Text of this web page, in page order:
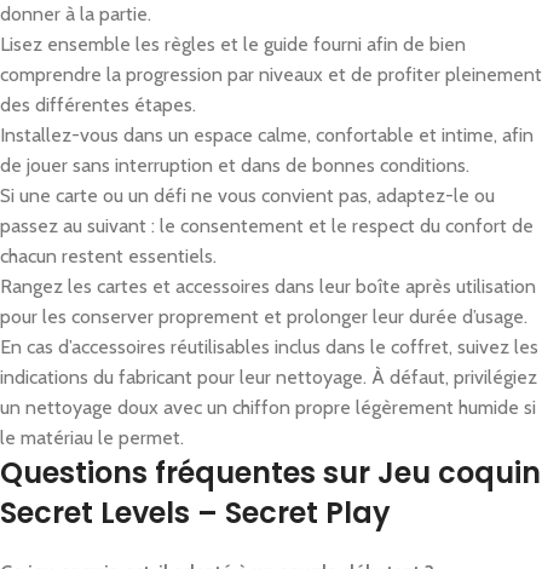
donner à la partie.
Lisez ensemble les règles et le guide fourni afin de bien
comprendre la progression par niveaux et de profiter pleinement
des différentes étapes.
Installez-vous dans un espace calme, confortable et intime, afin
de jouer sans interruption et dans de bonnes conditions.
Si une carte ou un défi ne vous convient pas, adaptez-le ou
passez au suivant : le consentement et le respect du confort de
chacun restent essentiels.
Rangez les cartes et accessoires dans leur boîte après utilisation
pour les conserver proprement et prolonger leur durée d’usage.
En cas d’accessoires réutilisables inclus dans le coffret, suivez les
indications du fabricant pour leur nettoyage. À défaut, privilégiez
un nettoyage doux avec un chiffon propre légèrement humide si
le matériau le permet.
Questions fréquentes sur Jeu coquin
Secret Levels – Secret Play